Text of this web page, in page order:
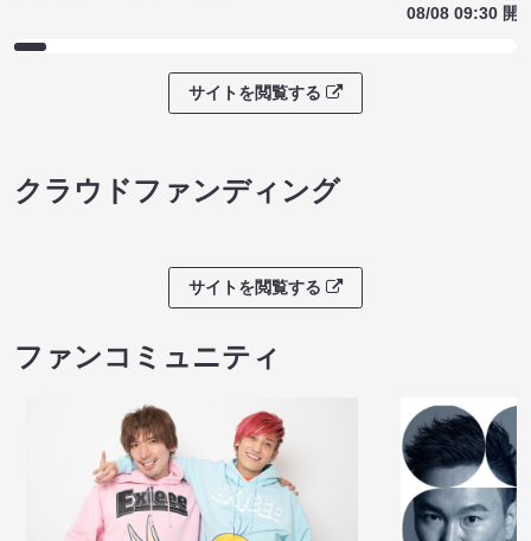
08/08 09:30 開
サイトを閲覧する
クラウドファンディング
サイトを閲覧する
ファンコミュニティ